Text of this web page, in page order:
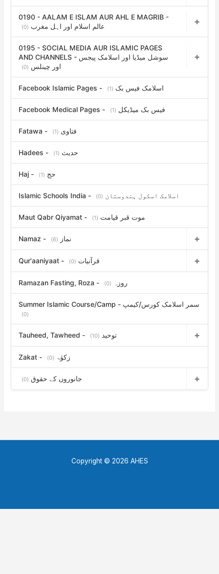
0190 - AALAM E ISLAM AUR AHL E MAGRIB -
عالم اسلام اور اہل مغرب (0)
0195 - SOCIAL MEDIA AUR ISLAMIC PAGES
AND CHANNELS - سوشل میڈیا اور اسلامک پیجس
اور چینلس (0)
Facebook Islamic Pages - اسلامک فیس بک (1)
Facebook Medical Pages - فیس بک میڈیکل (1)
Fatawa - فتاوی (1)
Hadees - حدیث (1)
Haj - حج (1)
Islamic Schools India - اسلامک اسکول ہندوستان (0)
Maut Qabr Qiyamat - موت قبر قیامت (1)
Namaz - نماز (6)
Qur'aaniyaat - قرآنیات (0)
Ramazan Fasting, Roza - روزہ (0)
Summer Islamic Course/Camp - سمر اسلامک کورس/کیمپ
(0)
Tauheed, Tawheed - توحید (10)
Zakat - زکوٰۃ (0)
جانوروں کے حقوق (0)
Copyright © 2026 AHES